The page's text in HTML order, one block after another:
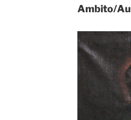
Ambito/